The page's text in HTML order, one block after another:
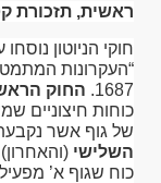
ראשית, תזכורת
חוקי הניוטון נוסחו
“העקרונות
1687. החוק
כוחות חיצוניים
של גוף אשר
השלישי
כוח שגוף א’ מפעיל